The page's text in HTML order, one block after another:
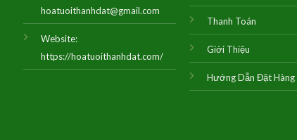
hoatuoithanhdat@gmail.com
Website:
https://hoatuoithanhdat.com/
Thanh Toán
Giới Thiệu
Hướng Dẫn Đặt Hàng